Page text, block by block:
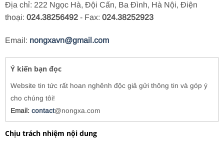
Địa chỉ: 222 Ngọc Hà, Đội Cấn, Ba Đình, Hà Nội, Điện
thoại: 024.38256492 - Fax: 024.38252923
Email: nongxavn@gmail.com
Ý kiến bạn đọc
Website tin tức rất hoan nghênh độc giả gửi thông tin và góp ý
cho chúng tôi!
Email: contact@nongxa.com
Chịu trách nhiệm nội dung